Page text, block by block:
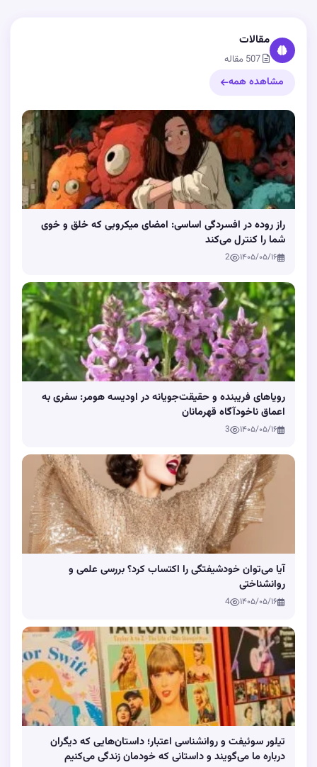
مقالات
مشاهده همه
راز روده در افسردگی اساسی: امضای میکروبی که خلق و خوی
شما را کنترل می‌کند
۱۴۰۵/۰۵/۱۶ 2
رویاهای فریبنده و حقیقت‌جویانه در اودیسه هومر: سفری به
اعماق ناخودآگاه قهرمانان
۱۴۰۵/۰۵/۱۶ 3
آیا می‌توان خودشیفتگی را اکتساب کرد؟ بررسی علمی و
روانشناختی
۱۴۰۵/۰۵/۱۶ 4
تیلور سوئیفت و روانشناسی اعتبار؛ داستان‌هایی که دیگران
درباره ما می‌گویند و داستانی که خودمان زندگی می‌کنیم